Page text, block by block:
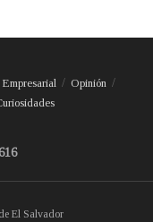
Empresarial
Opinión
El Salvador